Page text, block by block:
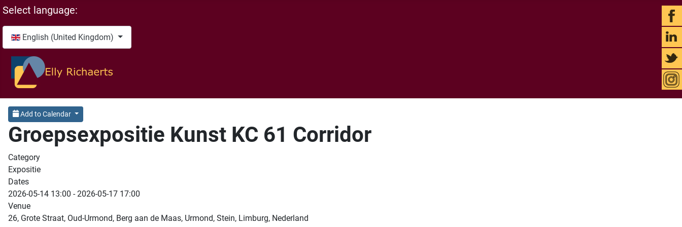
Select your language
Select language:
English (United Kingdom)
Add to Calendar
Groepsexpositie Kunst KC 61 Corridor
Category
Expositie
Dates
2026-05-14 13:00 -2026-05-17 17:00
Venue
26, Grote Straat, Oud-Urmond, Berg aan de Maas, Urmond, Stein, Limburg, Nederland